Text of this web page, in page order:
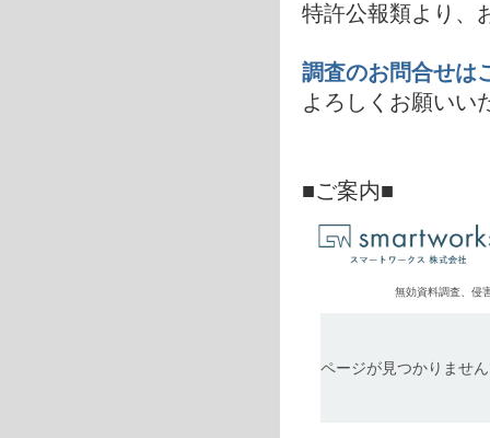
特許公報類より、
調査のお問合せは
よろしくお願いい
■ご案内■